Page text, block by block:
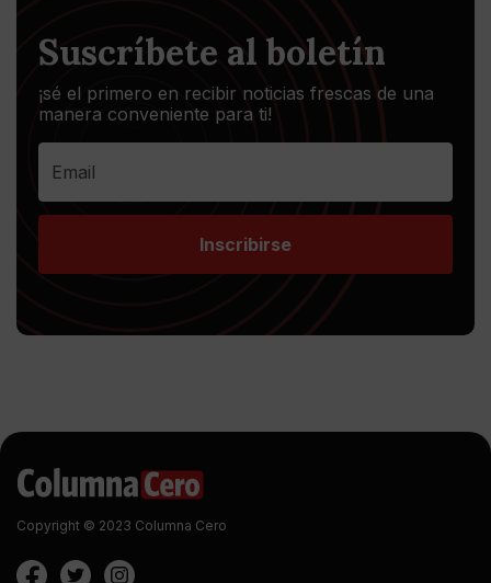
Suscríbete al boletín
¡sé el primero en recibir noticias frescas de una
manera conveniente para ti!
Inscribirse
Copyright © 2023 Columna Cero